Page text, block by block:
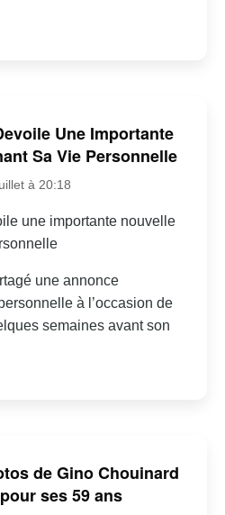
Une Importante
Sa Vie Personnelle
à 20:18
une importante nouvelle
une annonce
à l’occasion de
semaines avant son
de Gino Chouinard
ses 59 ans